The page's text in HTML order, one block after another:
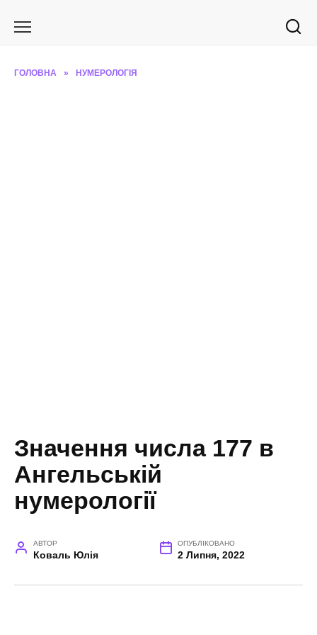
ГОЛОВНА » НУМЕРОЛОГІЯ
Значення числа 177 в
Ангельській
нумерології
АВТОР
Коваль Юлія
ОПУБЛІКОВАНО
2 Липня, 2022